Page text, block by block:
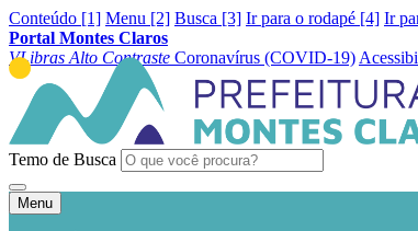
Conteúdo [1] Menu [2] Busca [3] Ir para o rodapé [4] Ir
Portal Montes Claros
VLibras Alto Contraste Coronavírus (COVID-19)
Temo de Busca
Menu